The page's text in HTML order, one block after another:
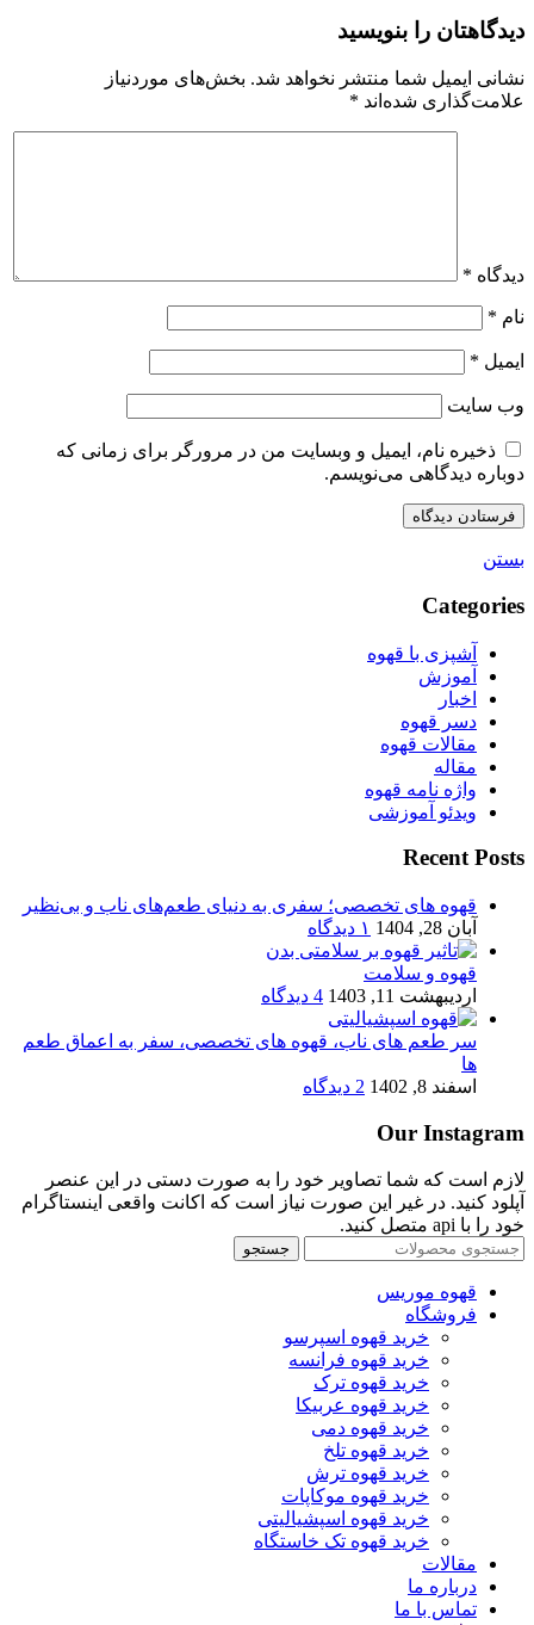
دیدگاهتان را بنویسید
نشانی ایمیل شما منتشر نخواهد شد. بخش‌های موردنیاز
علامت‌گذاری شده‌اند *
دیدگاه *
نام *
ایمیل *
وب‌ سایت
ذخیره نام، ایمیل و وبسایت من در مرورگر برای زمانی که
دوباره دیدگاهی می‌نویسم.
بستن
Categories
آشپزی با قهوه
آموزش
اخبار
دسر قهوه
مقالات قهوه
مقاله
واژه نامه قهوه
ویدئو آموزشی
Recent Posts
قهوه های تخصصی؛ سفری به دنیای طعم‌های ناب و بی‌نظیر
آبان 28, 1404
۱ دیدگاه
قهوه و سلامت
اردیبهشت 11, 1403
4 دیدگاه
سر طعم های ناب، قهوه های تخصصی، سفر به اعماق طعم
ها
اسفند 8, 1402
2 دیدگاه
Our Instagram
لازم است که شما تصاویر خود را به صورت دستی در این عنصر
آپلود کنید. در غیر این صورت نیاز است که اکانت واقعی اینستاگرام
خود را با api متصل کنید.
جستجو
قهوه موریس
فروشگاه
خرید قهوه اسپرسو
خرید قهوه فرانسه
خرید قهوه ترک
خرید قهوه عربیکا
خرید قهوه دمی
خرید قهوه تلخ
خرید قهوه ترش
خرید قهوه موکاپات
خرید قهوه اسپشیالیتی
خرید قهوه تک خاستگاه
مقالات
درباره ما
تماس با ما